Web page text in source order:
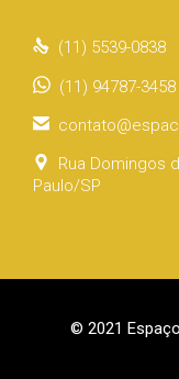
 (11) 5539-0838
(11) 94787-3458


Rua Domingos
Paulo/SP
© 2021